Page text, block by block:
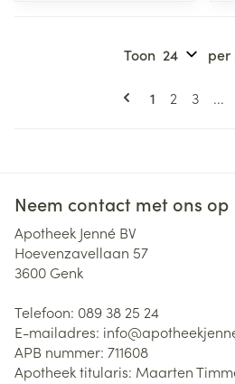
U lees
1 Pagina
2 Pagina
3 ...
Toon per
Neem contact met ons op
Apotheek Jenné BV
Hoevenzavellaan 57
3600 Genk
Telefoon: 089 38 25 24
E-mailadres: info@
APB nummer: 711608
Apotheek titularis: Maarten